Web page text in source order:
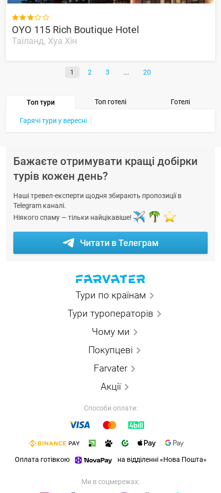

OYO 115 Rich Boutique Hotel
Таїланд, Хуа Хін
1 2 3 20
Топ тури Топ готелі Готелі
Гарячі тури у вересні
Бажаєте отримувати кращі добірки
турів кожен день?
Наші тревел-експерти щодня збирають пропозиції в
Telegram каналі.
Ніякого спаму — тільки найцікавіше!
Читати в Телеграм
Тури по країнам
Тури туроператорів
Чому ми
Покупцеві
Farvater
Акції
Способи оплати:
Оплата готівкою на відділенні «Нова Пошта»
Ми в соцмережах: